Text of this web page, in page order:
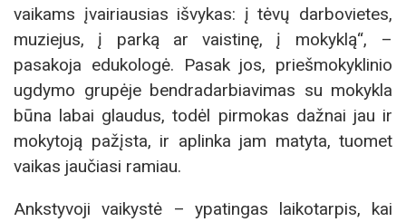
vaikams įvairiausias išvykas: į tėvų darbovietes,
muziejus, į parką ar vaistinę, į mokyklą“, –
pasakoja edukologė. Pasak jos, priešmokyklinio
ugdymo grupėje bendradarbiavimas su mokykla
būna labai glaudus, todėl pirmokas dažnai jau ir
mokytoją pažįsta, ir aplinka jam matyta, tuomet
vaikas jaučiasi ramiau.
Ankstyvoji vaikystė – ypatingas laikotarpis, kai